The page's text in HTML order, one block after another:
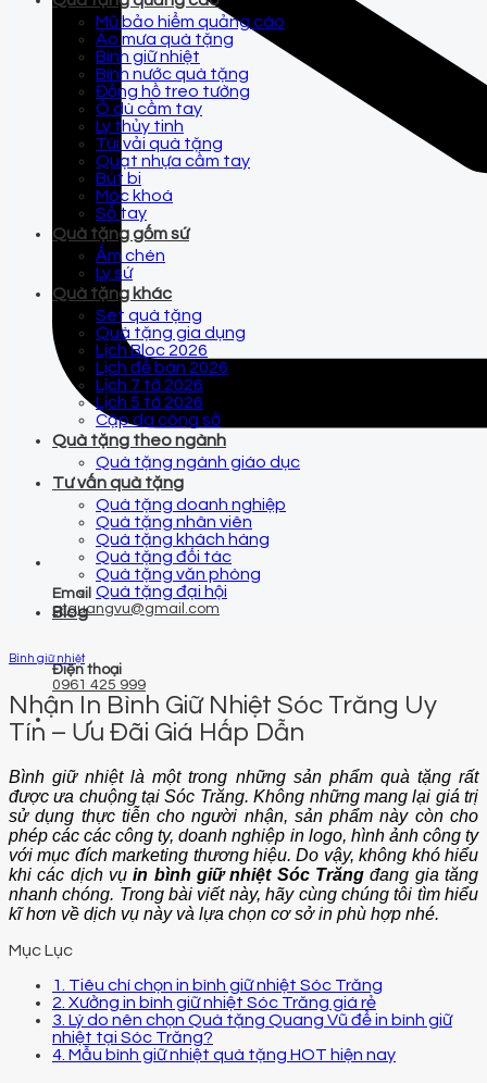
Email
qtquangvu@gmail.com
Điện thoại
0961 425 999
Mũ bảo hiểm quảng cáo
Áo mưa quà tặng
Bình giữ nhiệt
Bình nước quà tặng
Đồng hồ treo tường
Ô dù cầm tay
Ly thủy tinh
Túi vải quà tặng
Quạt nhựa cầm tay
Bút bi
Móc khoá
Sổ tay
Quà tặng gốm sứ
Ấm chén
Ly sứ
Quà tặng khác
Set quà tặng
Quà tặng gia dụng
Lịch Bloc 2026
Lịch để bàn 2026
Lịch 7 tờ 2026
Lịch 5 tờ 2026
Cặp da công sở
Quà tặng theo ngành
Quà tặng ngành giáo dục
Tư vấn quà tặng
Quà tặng doanh nghiệp
Quà tặng nhân viên
Quà tặng khách hàng
Quà tặng đối tác
Quà tặng văn phòng
Quà tặng đại hội
Blog
Bình giữ nhiệt
Nhận In Bình Giữ Nhiệt Sóc Trăng Uy
Tín – Ưu Đãi Giá Hấp Dẫn
Bình giữ nhiệt là một trong những sản phẩm quà tặng rất
được ưa chuộng tại Sóc Trăng. Không những mang lại giá trị
sử dụng thực tiễn cho người nhận, sản phẩm này còn cho
phép các các công ty, doanh nghiệp in logo, hình ảnh công ty
với mục đích marketing thương hiệu. Do vậy, không khó hiểu
khi các dịch vụ in bình giữ nhiệt Sóc Trăng đang gia tăng
nhanh chóng. Trong bài viết này, hãy cùng chúng tôi tìm hiểu
kĩ hơn về dịch vụ này và lựa chọn cơ sở in phù hợp nhé.
Mục Lục
1. Tiêu chí chọn in bình giữ nhiệt Sóc Trăng
2. Xưởng in bình giữ nhiệt Sóc Trăng giá rẻ
3. Lý do nên chọn Quà tặng Quang Vũ để in bình giữ
nhiệt tại Sóc Trăng?
4. Mẫu bình giữ nhiệt quà tặng HOT hiện nay